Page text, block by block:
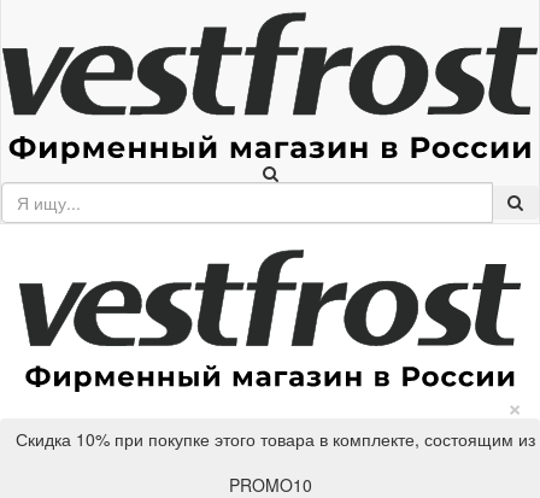
×
Скидка 10% при покупке этого товара в комплекте, состоящим
PROMO10